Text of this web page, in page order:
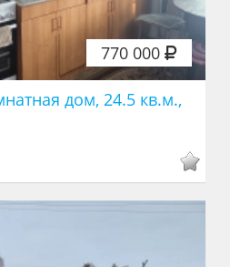
770 000
дом, 24.5 кв.м.,